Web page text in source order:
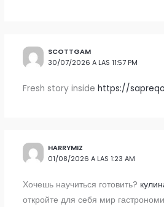
SCOTTGAM
30/07/2026 A LAS 11:57 PM
Fresh story inside https://
HARRYMIZ
01/08/2026 A LAS 1:23 AM
Хочешь научиться готовить?
откройте для себя мир